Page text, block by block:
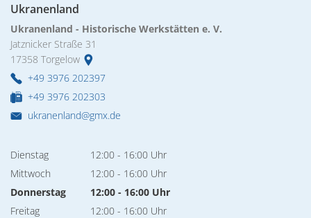
Ukranenland
Ukranenland - Historische Werkstätten e. V.
Jatznicker Straße 31
17358 Torgelow
+49 3976 202397
+49 3976 202303
ukranenland@gmx.de
Dienstag 12:00 - 16:00 Uhr
Von 12:00 bis 16:00 Uhr
Mittwoch 12:00 - 16:00 Uhr
Von 12:00 bis 16:00 Uhr
Donnerstag 12:00 - 16:00 Uhr
Von 12:00 bis 16:00 Uhr
Freitag 12:00 - 16:00 Uhr